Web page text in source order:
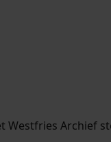
zoektips.
zoektips.
Westfries Archief
uw zoekopdracht te